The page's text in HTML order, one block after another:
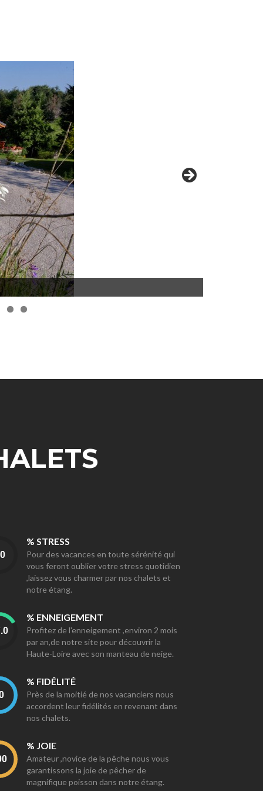
% STRESS
Pour des vacances en toute sérénité qui
vous feront oublier votre stress quotidien
,laissez vous charmer par nos chalets et
notre étang.
% ENNEIGEMENT
Profitez de l'enneigement ,environ 2 mois
par an,de notre site pour découvrir la
Haute-Loire avec son manteau de neige.
% FIDÉLITÉ
Près de la moitié de nos vacanciers nous
accordent leur fidélités en revenant dans
nos chalets.
% JOIE
Amateur ,novice de la pêche nous vous
garantissons la joie de pêcher de
magnifique poisson dans notre étang.